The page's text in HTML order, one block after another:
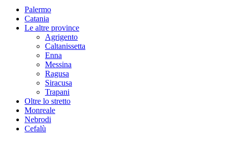
Palermo
Catania
Le altre province
Agrigento
Caltanissetta
Enna
Messina
Ragusa
Siracusa
Trapani
Oltre lo stretto
Monreale
Nebrodi
Cefalù